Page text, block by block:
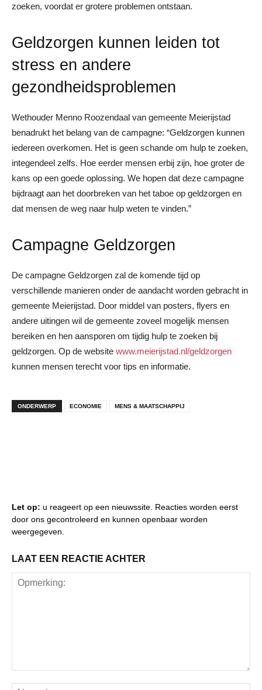
zoeken, voordat er grotere problemen ontstaan.
Geldzorgen kunnen leiden tot
stress en andere
gezondheidsproblemen
Wethouder Menno Roozendaal van gemeente Meierijstad
benadrukt het belang van de campagne: “Geldzorgen kunnen
iedereen overkomen. Het is geen schande om hulp te zoeken,
integendeel zelfs. Hoe eerder mensen erbij zijn, hoe groter de
kans op een goede oplossing. We hopen dat deze campagne
bijdraagt aan het doorbreken van het taboe op geldzorgen en
dat mensen de weg naar hulp weten te vinden.”
Campagne Geldzorgen
De campagne Geldzorgen zal de komende tijd op
verschillende manieren onder de aandacht worden gebracht in
gemeente Meierijstad. Door middel van posters, flyers en
andere uitingen wil de gemeente zoveel mogelijk mensen
bereiken en hen aansporen om tijdig hulp te zoeken bij
geldzorgen. Op de website www.meierijstad.nl/geldzorgen
kunnen mensen terecht voor tips en informatie.
ONDERWERP ECONOMIE MENS & MAATSCHAPPIJ
Let op: u reageert op een nieuwssite. Reacties worden eerst
door ons gecontroleerd en kunnen openbaar worden
weergegeven.
LAAT EEN REACTIE ACHTER